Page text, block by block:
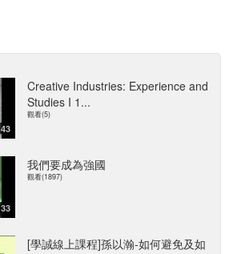
Creative Industries: Experience and
Studies I 1...
觀看(5)
我們要成為強國
觀看(1897)
[學誠線上課程]孫以瀚-如何避免及如